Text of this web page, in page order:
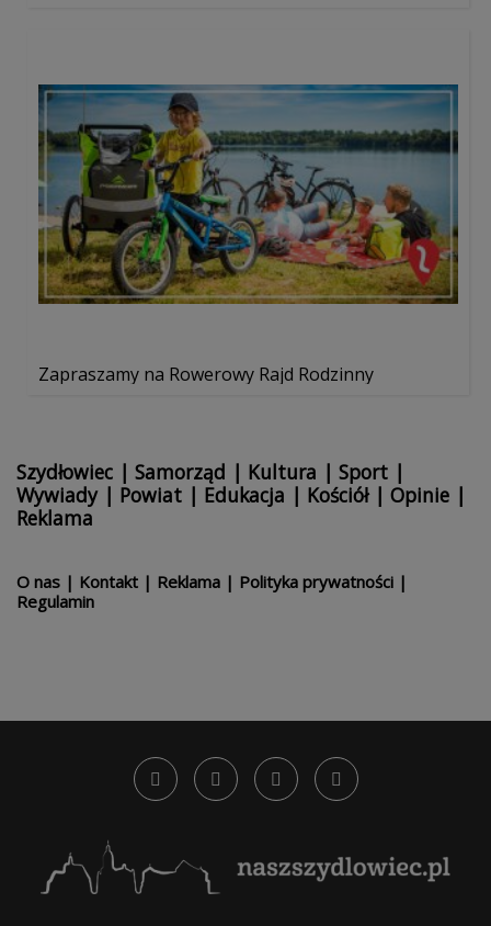
Zapraszamy na Rowerowy Rajd Rodzinny
Szydłowiec | Samorząd | Kultura | Sport |
Wywiady| Powiat | Edukacja | Kościół| Opinie |
Reklama
O nas | Kontakt | Reklama | Polityka prywatności |
Regulamin